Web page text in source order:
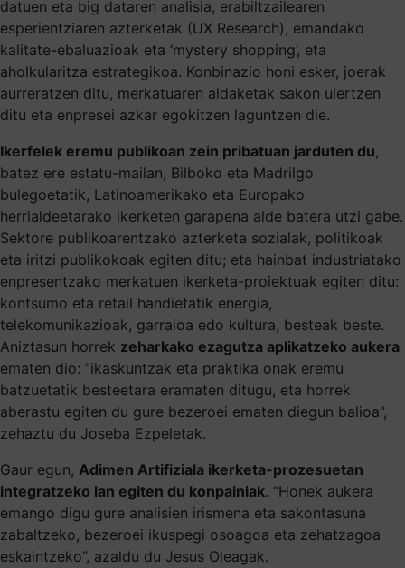
datuen eta big dataren analisia, erabiltzailearen
esperientziaren azterketak (UX Research), emandako
kalitate-ebaluazioak eta ‘mystery shopping’, eta
aholkularitza estrategikoa. Konbinazio honi esker, joerak
aurreratzen ditu, merkatuaren aldaketak sakon ulertzen
ditu eta enpresei azkar egokitzen laguntzen die.
Ikerfelek eremu publikoan zein pribatuan jarduten du,
batez ere estatu-mailan, Bilboko eta Madrilgo
bulegoetatik, Latinoamerikako eta Europako
herrialdeetarako ikerketen garapena alde batera utzi gabe.
Sektore publikoarentzako azterketa sozialak, politikoak
eta iritzi publikokoak egiten ditu; eta hainbat industriatako
enpresentzako merkatuen ikerketa-proiektuak egiten ditu:
kontsumo eta retail handietatik energia,
telekomunikazioak, garraioa edo kultura, besteak beste.
Aniztasun horrek zeharkako ezagutza aplikatzeko aukera
ematen dio: “ikaskuntzak eta praktika onak eremu
batzuetatik besteetara eramaten ditugu, eta horrek
aberastu egiten du gure bezeroei ematen diegun balioa”,
zehaztu du Joseba Ezpeletak.
Gaur egun, Adimen Artifiziala ikerketa-prozesuetan
integratzeko lan egiten du konpainiak. “Honek aukera
emango digu gure analisien irismena eta sakontasuna
zabaltzeko, bezeroei ikuspegi osoagoa eta zehatzagoa
eskaintzeko”, azaldu du Jesus Oleagak.